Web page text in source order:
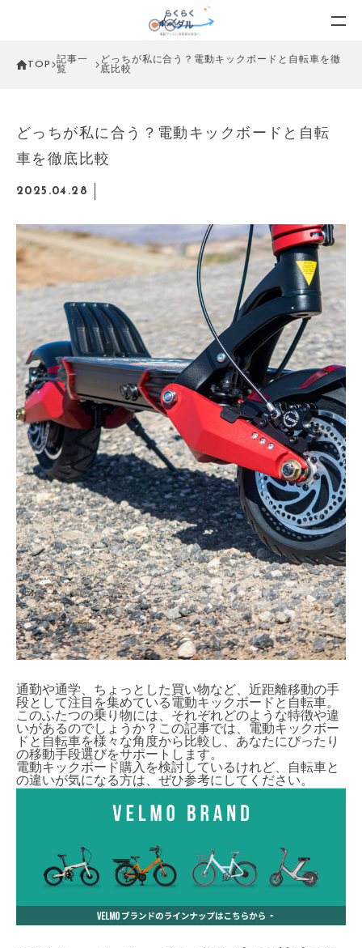
TOP
記事一
覧
どっちが私に合う？電動キックボードと自転車を徹
底比較
どっちが私に合う？電動キックボードと自転
車を徹底比較
2025.04.28
通勤や通学、ちょっとした買い物など、近距離移動の手
段として注目を集めている電動キックボードと自転車。
このふたつの乗り物には、それぞれどのような特徴や違
いがあるのでしょうか？この記事では、電動キックボー
ドと自転車を様々な角度から比較し、あなたにぴったり
の移動手段選びをサポートします。
電動キックボード購入を検討しているけれど、自転車と
の違いが気になる方は、ぜひ参考にしてください。